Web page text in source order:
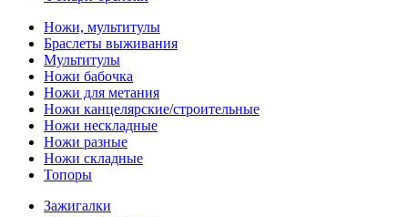
Ножи, мультитулы
Браслеты выживания
Мультитулы
Ножи бабочка
Ножи для метания
Ножи канцелярские/строительные
Ножи нескладные
Ножи разные
Ножи складные
Топоры
Зажигалки